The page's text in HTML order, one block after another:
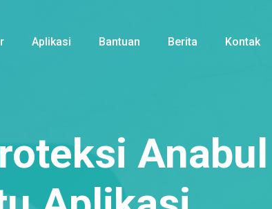
Aplikasi Bantuan Berita Kontak
Anabul